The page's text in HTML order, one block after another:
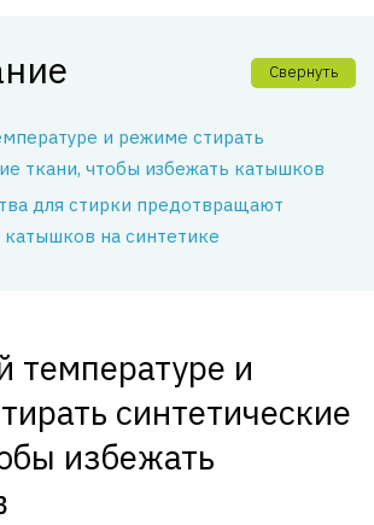
Свернуть
и режиме стирать
ткани, чтобы избежать катышков
для стирки предотвращают
катышков на синтетике
температуре и
синтетические
избежать